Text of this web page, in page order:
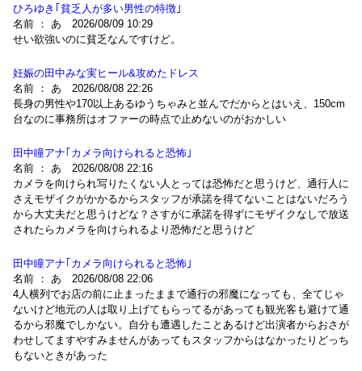
ひろゆき｢貧乏人が多い男性の特徴｣
名前 ： あ 2026/08/09 10:29
せい欲強いのに貧乏なんですけど。
妊娠の田中みな実ヒール&攻めたドレス
名前 ： あ 2026/08/08 22:26
長身の男性や170以上あるゆうちゃみと並んでだからとはいえ、150cm
台なのに事務所はオファーの時点で止めないのがおかしい
田中瞳アナ｢カメラ向けられると恐怖｣
名前 ： あ 2026/08/08 22:16
カメラを向けられ写りたくない人とっては恐怖だと思うけど、通行人に
さえモザイクがかかるからスタッフが承諾を得てないことはないだろう
から大丈夫だと思うけどな？さすがに承諾を得ずにモザイクなしで放送
されたらカメラを向けられるより恐怖だと思うけど
田中瞳アナ｢カメラ向けられると恐怖｣
名前 ： あ 2026/08/08 22:06
4人横列でお店の前に止まったままで通行の邪魔になっても、全てじゃ
ないけど地元の人は取り上げてもらってるがあっても観光客も避けて通
るから邪魔でしかない。自分も遭遇したことあるけど出演者からおさが
わせしてますやすみませんがあってもスタッフからはなかったりどっち
もないときがあった